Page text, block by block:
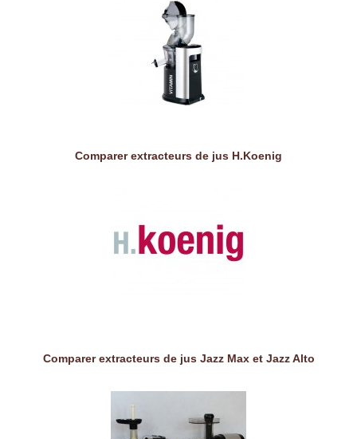
Comparer extracteurs de jus H.Koenig
Comparer extracteurs de jus Jazz Max et Jazz Alto